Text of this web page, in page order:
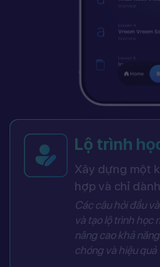
Lộ trình
Xây dựng một
hợp và chỉ
Các câu hỏi đầu
và tạo lộ trình học
nâng cao khả
chóng và hiệu quả